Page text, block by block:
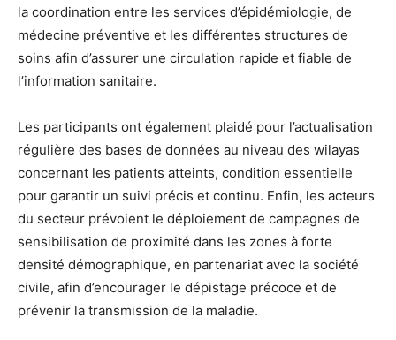
la coordination entre les services d’épidémiologie, de
médecine préventive et les différentes structures de
soins afin d’assurer une circulation rapide et fiable de
l’information sanitaire.
Les participants ont également plaidé pour l’actualisation
régulière des bases de données au niveau des wilayas
concernant les patients atteints, condition essentielle
pour garantir un suivi précis et continu. Enfin, les acteurs
du secteur prévoient le déploiement de campagnes de
sensibilisation de proximité dans les zones à forte
densité démographique, en partenariat avec la société
civile, afin d’encourager le dépistage précoce et de
prévenir la transmission de la maladie.